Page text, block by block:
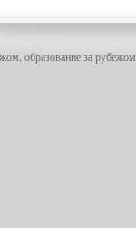
образование за